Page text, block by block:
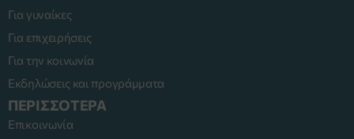
Για γυναίκες
Για επιχειρήσεις
Για την κοινωνία
Εκδηλώσεις και προγράμματα
ΠΕΡΙΣΣΟΤΕΡΑ
Επικοινωνία